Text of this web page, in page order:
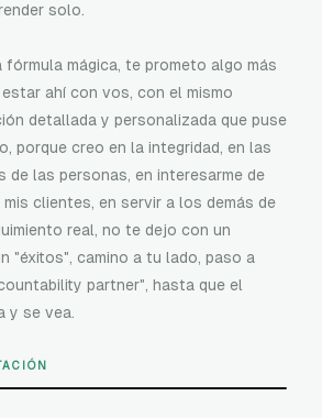
solo.
mágica, te prometo algo más
ahí con vos, con el mismo
detallada y personalizada que puse
porque creo en la integridad, en las
de las personas, en interesarme de
mis clientes, en servir a los demás de
real, no te dejo con un
"éxitos", camino a tu lado, paso a
partner", hasta que el
y se vea.